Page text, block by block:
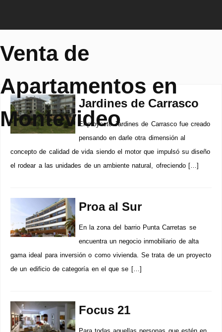
Venta de
Apartamentos en
Montevideo
Jardines de Carrasco
El proyecto Jardines de Carrasco fue creado
pensando en darle otra dimensión al
concepto de calidad de vida siendo el motor que impulsó su diseño
el rodear a las unidades de un ambiente natural, ofreciendo […]
Proa al Sur
En la zona del barrio Punta Carretas se
encuentra un negocio inmobiliario de alta
gama ideal para inversión o como vivienda. Se trata de un proyecto
de un edificio de categoría en el que se […]
Focus 21